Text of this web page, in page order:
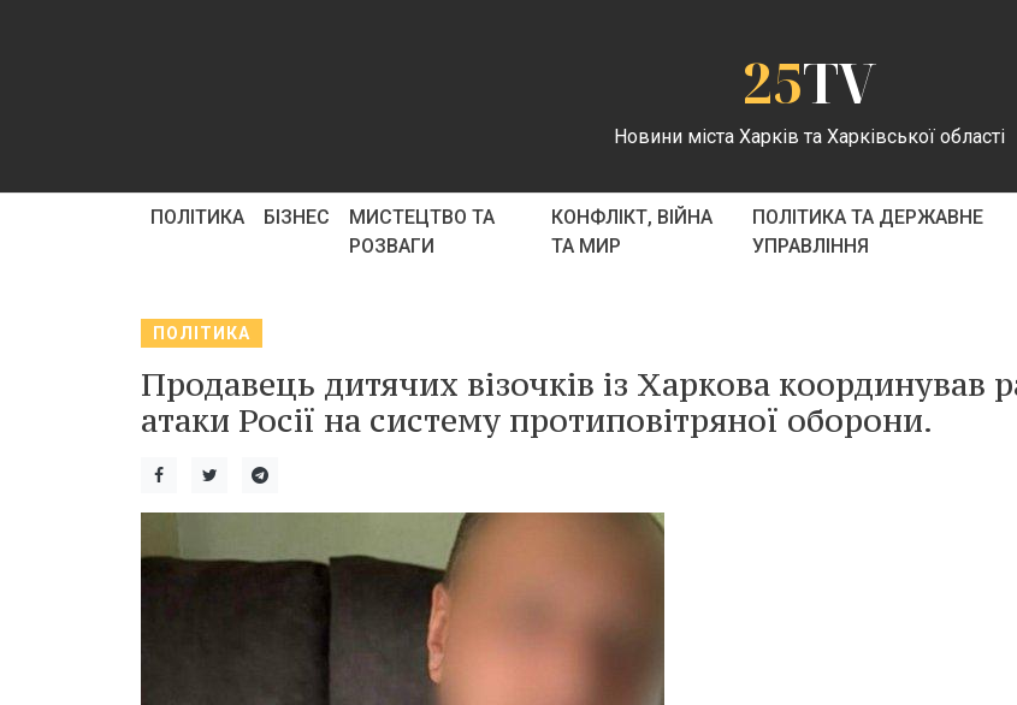
25TV
Новини міста Харків та Харківської області
ПОЛІТИКА БІЗНЕС
МИСТЕЦТВО ТА
РОЗВАГИ
КОНФЛІКТ, ВІЙНА
ТА МИР
ПОЛІТИКА ТА ДЕРЖАВНЕ
УПРАВЛІННЯ
ПОЛІТИКА
Продавець дитячих візочків із Харкова координував
атаки Росії на систему протиповітряної оборони.